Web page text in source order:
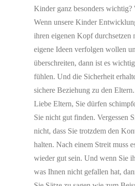
Kinder ganz besonders wichtig?
Wenn unsere Kinder
ihren eigenen Kopf durchsetzen
eigene Ideen verfolgen wollen
überschreiten, dann ist es
fühlen. Und die Sicherheit
sichere Beziehung zu den Eltern.
Liebe Eltern, Sie dürfen
Sie nicht gut finden. Vergessen
nicht, dass Sie trotzdem den
halten. Nach einem Streit muss
wieder gut sein. Und wenn Sie
was Ihnen nicht gefallen hat,